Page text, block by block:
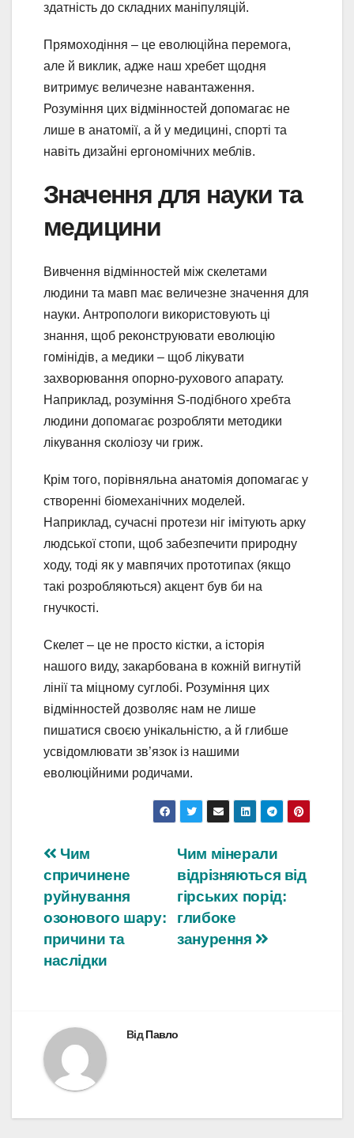
здатність до складних маніпуляцій.
Прямоходіння – це еволюційна перемога,
але й виклик, адже наш хребет щодня
витримує величезне навантаження.
Розуміння цих відмінностей допомагає не
лише в анатомії, а й у медицині, спорті та
навіть дизайні ергономічних меблів.
Значення для науки та
медицини
Вивчення відмінностей між скелетами
людини та мавп має величезне значення для
науки. Антропологи використовують ці
знання, щоб реконструювати еволюцію
гомінідів, а медики – щоб лікувати
захворювання опорно-рухового апарату.
Наприклад, розуміння S-подібного хребта
людини допомагає розробляти методики
лікування сколіозу чи гриж.
Крім того, порівняльна анатомія допомагає у
створенні біомеханічних моделей.
Наприклад, сучасні протези ніг імітують арку
людської стопи, щоб забезпечити природну
ходу, тоді як у мавпячих прототипах (якщо
такі розробляються) акцент був би на
гнучкості.
Скелет – це не просто кістки, а історія
нашого виду, закарбована в кожній вигнутій
лінії та міцному суглобі. Розуміння цих
відмінностей дозволяє нам не лише
пишатися своєю унікальністю, а й глибше
усвідомлювати зв’язок із нашими
еволюційними родичами.
Навігація
записів
Чим мінерали
відрізняються від
гірських порід:
глибоке
занурення
Чим
спричинене
руйнування
озонового шару:
причини та
наслідки
ВідПавло